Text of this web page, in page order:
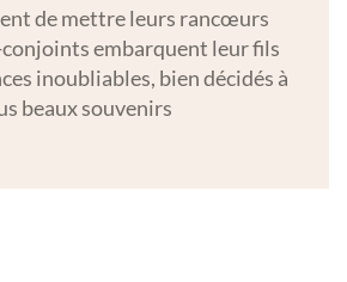
de mettre leurs rancœurs
conjoints embarquent leur fils
inoubliables, bien décidés à
beaux souvenirs